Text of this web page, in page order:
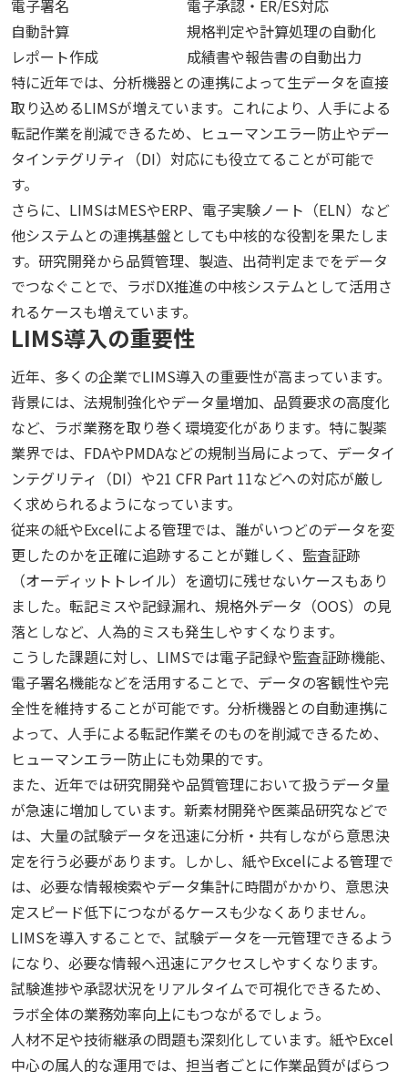
電子署名
電子承認・ER/ES対応
自動計算
規格判定や計算処理の自動化
レポート作成
成績書や報告書の自動出力
特に近年では、分析機器との連携によって生データを直接
取り込めるLIMSが増えています。これにより、人手による
転記作業を削減できるため、ヒューマンエラー防止やデー
タインテグリティ（DI）対応にも役立てることが可能で
す。
さらに、LIMSはMESやERP、電子実験ノート（ELN）など
他システムとの連携基盤としても中核的な役割を果たしま
す。研究開発から品質管理、製造、出荷判定までをデータ
でつなぐことで、ラボDX推進の中核システムとして活用さ
れるケースも増えています。
LIMS導入の重要性
近年、多くの企業でLIMS導入の重要性が高まっています。
背景には、法規制強化やデータ量増加、品質要求の高度化
など、ラボ業務を取り巻く環境変化があります。特に製薬
業界では、FDAやPMDAなどの規制当局によって、データイ
ンテグリティ（DI）や21 CFR Part 11などへの対応が厳し
く求められるようになっています。
従来の紙やExcelによる管理では、誰がいつどのデータを変
更したのかを正確に追跡することが難しく、監査証跡
（オーディットトレイル）を適切に残せないケースもあり
ました。転記ミスや記録漏れ、規格外データ（OOS）の見
落としなど、人為的ミスも発生しやすくなります。
こうした課題に対し、LIMSでは電子記録や監査証跡機能、
電子署名機能などを活用することで、データの客観性や完
全性を維持することが可能です。分析機器との自動連携に
よって、人手による転記作業そのものを削減できるため、
ヒューマンエラー防止にも効果的です。
また、近年では研究開発や品質管理において扱うデータ量
が急速に増加しています。新素材開発や医薬品研究などで
は、大量の試験データを迅速に分析・共有しながら意思決
定を行う必要があります。しかし、紙やExcelによる管理で
は、必要な情報検索やデータ集計に時間がかかり、意思決
定スピード低下につながるケースも少なくありません。
LIMSを導入することで、試験データを一元管理できるよう
になり、必要な情報へ迅速にアクセスしやすくなります。
試験進捗や承認状況をリアルタイムで可視化できるため、
ラボ全体の業務効率向上にもつながるでしょう。
人材不足や技術継承の問題も深刻化しています。紙やExcel
中心の属人的な運用では、担当者ごとに作業品質がばらつ